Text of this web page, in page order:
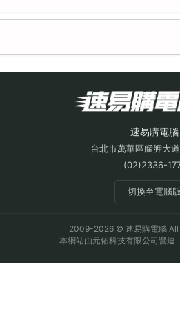
速易購電腦
台北市萬華區艋舺大
(02)2336-
切換至電腦版
2009-2026 © 速易購電腦
本網站由元佑科技有限公司營